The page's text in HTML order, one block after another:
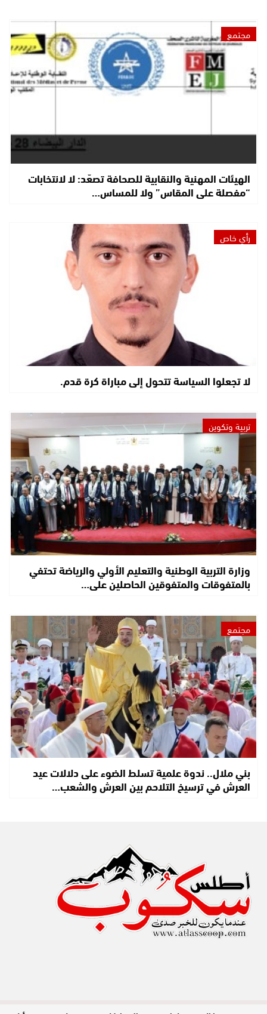
مجتمع
الهيئات المهنية والنقابية للصحافة تصعّد: لا لانتخابات
“مفصلة على المقاس” ولا للمساس…
رأي خاص
لا تجعلوا السياسة تتحول إلى مباراة كرة قدم.
تربية وتكوين
وزارة التربية الوطنية والتعليم الأولي والرياضة تحتفي
بالمتفوقات والمتفوقين الحاصلين على…
مجتمع
بني ملال.. ندوة علمية تسلط الضوء على دلالات عيد
العرش في ترسيخ التلاحم بين العرش والشعب…